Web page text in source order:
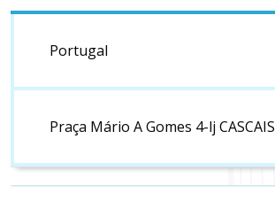
Portugal
Praça Mário A Gomes 4-lj CASCAIS